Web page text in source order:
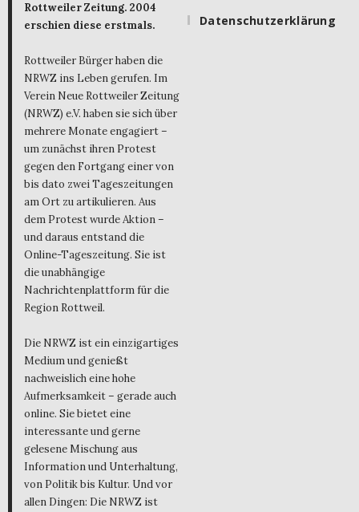
Rottweiler Zeitung. 2004
erschien diese erstmals.
Rottweiler Bürger haben die
NRWZ ins Leben gerufen. Im
Verein Neue Rottweiler Zeitung
(NRWZ) e.V. haben sie sich über
mehrere Monate engagiert –
um zunächst ihren Protest
gegen den Fortgang einer von
bis dato zwei Tageszeitungen
am Ort zu artikulieren. Aus
dem Protest wurde Aktion –
und daraus entstand die
Online-Tageszeitung. Sie ist
die unabhängige
Nachrichtenplattform für die
Region Rottweil.
Die NRWZ ist ein einzigartiges
Medium und genießt
nachweislich eine hohe
Aufmerksamkeit – gerade auch
online. Sie bietet eine
interessante und gerne
gelesene Mischung aus
Information und Unterhaltung,
von Politik bis Kultur. Und vor
allen Dingen: Die NRWZ ist
Datenschutzerklärung